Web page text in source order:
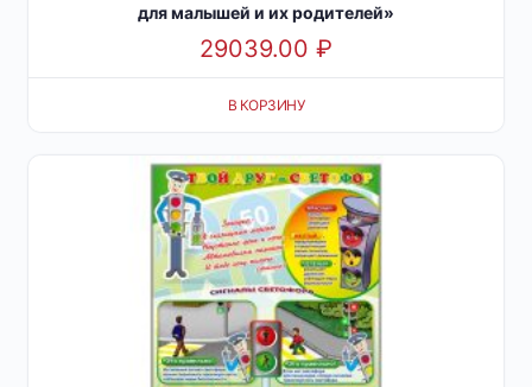
для малышей и их родителей»
29039.00 ₽
В КОРЗИНУ